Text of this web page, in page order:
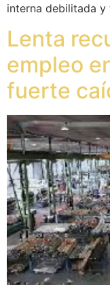
interna debilitada y
Lenta
empleo
fuerte